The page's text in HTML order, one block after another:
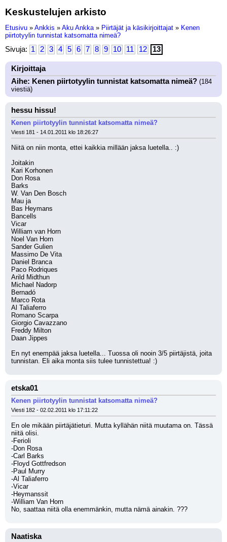
Keskustelujen arkisto
Etusivu » Ankkis » Aku Ankka » Piirtäjät ja käsikirjoittajat » Kenen
piirtotyylin tunnistat katsomatta nimeä?
Sivuja: 1 2 3 4 5 6 7 8 9 10 11 12 13
Kirjoittaja
Aihe: Kenen piirtotyylin tunnistat katsomatta nimeä? (184
viestiä)
hessu hissu!
Kenen piirtotyylin tunnistat katsomatta nimeä?
Viesti 181 - 14.01.2011 klo 18:26:27
Niitä on niin monta, ettei kaikkia millään jaksa luetella.. :)
Joitakin
Kari Korhonen
Don Rosa
Barks
W. Van Den Bosch
Mau ja
Bas Heymans
Bancells
Vicar
William van Horn
Noel Van Horn
Sander Gulien
Massimo De Vita
Daniel Branca
Paco Rodriques
Arild Midthun
Michael Nadorp
Bernadó
Marco Rota
Al Taliaferro
Romano Scarpa
Giorgio Cavazzano
Freddy Milton
Daan Jippes
En nyt enempää jaksa luetella... Tuossa oli nooin 3/5 piirtäjistä, joita
tunnistan. Eli aika monta siis tulee tunnistettua! :)
etska01
Kenen piirtotyylin tunnistat katsomatta nimeä?
Viesti 182 - 02.02.2011 klo 17:11:22
En ole mikään piirtäjätieturi. Mutta kyllähän niitä muutama on. Tässä
niitä olisi.
-Ferioli
-Don Rosa
-Carl Barks
-Floyd Gottfredson
-Paul Murry
-Al Taliaferro
-Vicar
-Heymanssit
-William Van Horn
No, saattaa niitä olla enemmänkin, mutta nämä ainakin. ???
Naatiska